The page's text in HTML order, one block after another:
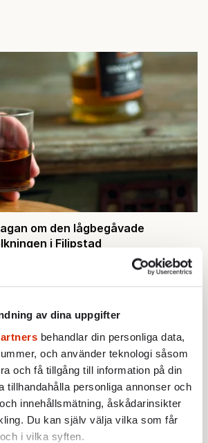
av dina uppgifter
behandlar din personliga data,
och använder teknologi såsom
och få tillgång till information på din
tillhandahålla personliga annonser och
innehållsmätning, åskådarinsikter
Du kan själv välja vilka som får
i vilka syften.
om den lågbegåvade
i Filipstad
Efter islamistdådet oroar sig
rubriken visar vad som sägs
ställs aldrig dessa frågor?
quislingar och sten i glashus